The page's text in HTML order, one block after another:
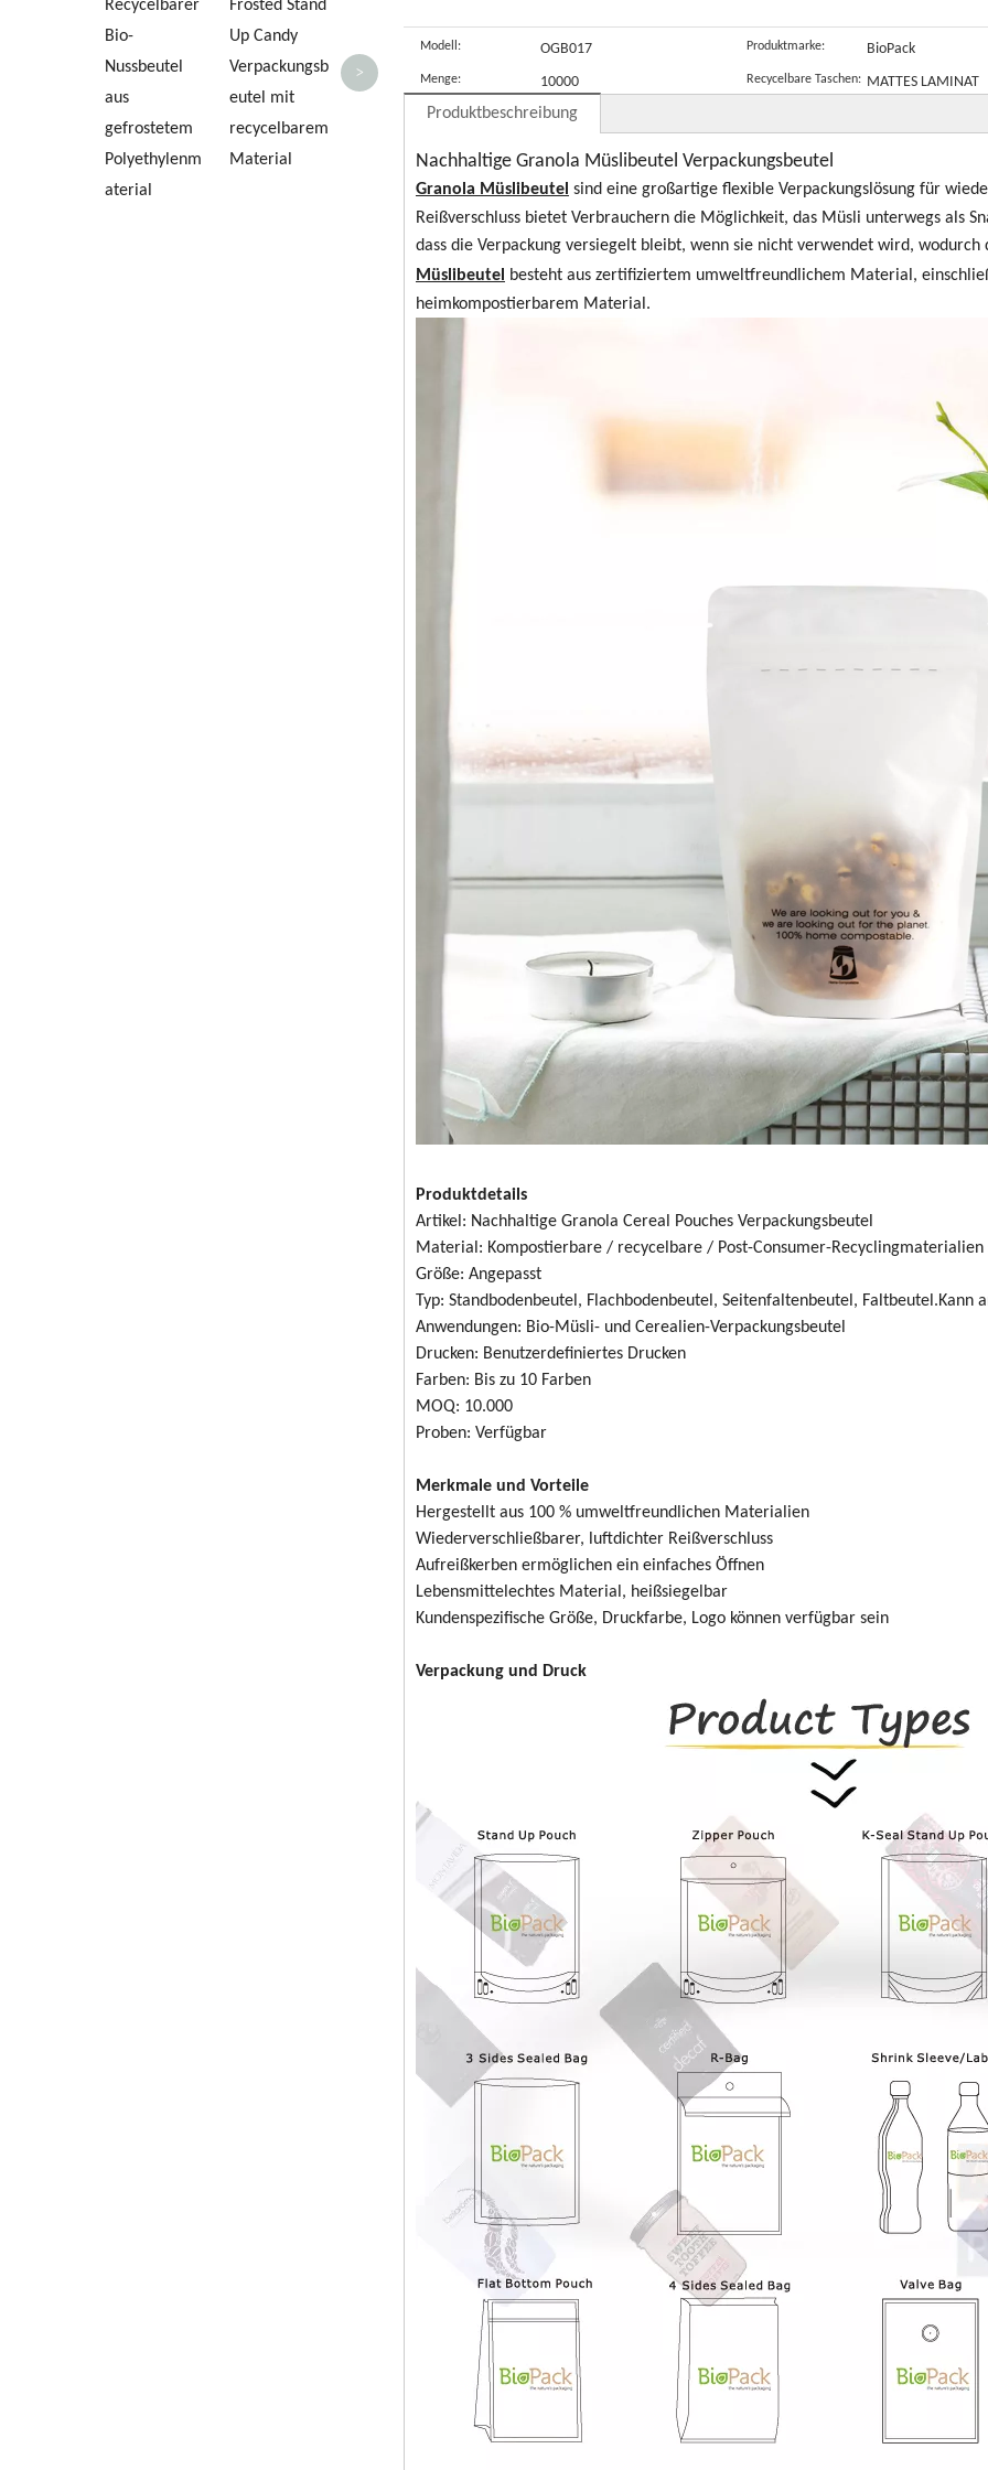
Recycelbarer
Bio-
Nussbeutel
aus
gefrostetem
Polyethylenm
aterial
Frosted Stand
Up Candy
Verpackungsb
eutel mit
recycelbarem
Material
Digitaldruck
eutel
>
Modell: OGB017 Produktmarke: BioPack
Menge: 10000 Recycelbare Taschen: MATTES LAMINAT
Produktbeschreibung
Nachhaltige Granola Müslibeutel Verpackungsbeutel
Granola Müslibeutel sind eine großartige flexible Verpackungslösung für
Reißverschluss bietet Verbrauchern die Möglichkeit, das Müsli unterwegs als
dass die Verpackung versiegelt bleibt, wenn sie nicht verwendet wird,
Müslibeutel
besteht aus zertifiziertem umweltfreundlichem Material,
heimkompostierbarem Material.
Produktdetails
Artikel: Nachhaltige Granola Cereal Pouches Verpackungsbeutel
Material: Kompostierbare / recycelbare / Post-Consumer-
Größe: Angepasst
Typ: Standbodenbeutel, Flachbodenbeutel, Seitenfaltenbeutel, Faltbeutel.Kann
Anwendungen: Bio-Müsli- und Cerealien-Verpackungsbeutel
Drucken: Benutzerdefiniertes Drucken
Farben: Bis zu 10 Farben
MOQ: 10.000
Proben: Verfügbar
Merkmale und Vorteile
Hergestellt aus 100 % umweltfreundlichen Materialien
Wiederverschließbarer, luftdichter Reißverschluss
Aufreißkerben ermöglichen ein einfaches Öffnen
Lebensmittelechtes Material, heißsiegelbar
Kundenspezifische Größe, Druckfarbe, Logo können verfügbar sein
Verpackung und Druck